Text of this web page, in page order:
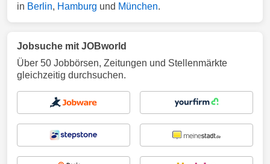
in Berlin, Hamburg und München.
Jobsuche mit JOBworld
Über 50 Jobbörsen, Zeitungen und Stellenmärkte
gleichzeitig durchsuchen.